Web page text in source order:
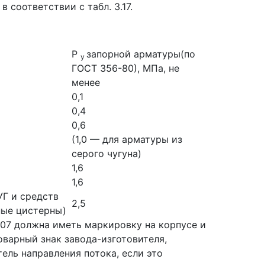
соответствии с табл. 3.17.
Р у запорной арматуры(по
ГОСТ 356-80), МПа, не
менее
0,1
0,4
0,6
(1,0 — для арматуры из
серого чугуна)
1,6
1,6
и средств
цистерны)
2,5
должна иметь маркировку на корпусе и
знак завода-изготовителя,
направления потока, если это